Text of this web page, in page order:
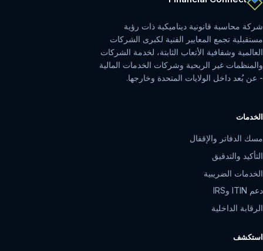
شركة محاسبة قانونية ديناميكية ذات رؤية
مستقبلية تجمع المعايير الفنية لكبرى الشركات
العالمية وشفافية الأتعاب الثابتة، لخدمة الشركات
والمنظمات غير الربحية وشركات الخدمات المالية
- عن بُعد داخل الولايات المتحدة وخارجها.
الخدمات
مسك الدفاتر والإقفال
التأكيد والتدقيق
الخدمات الضريبية
دعم ITIN وIRS
الرقابة الداخلية
استكشف